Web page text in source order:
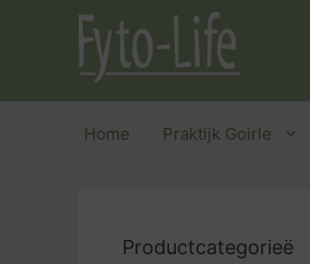
Home Praktijk Goirle
Productcategorieë